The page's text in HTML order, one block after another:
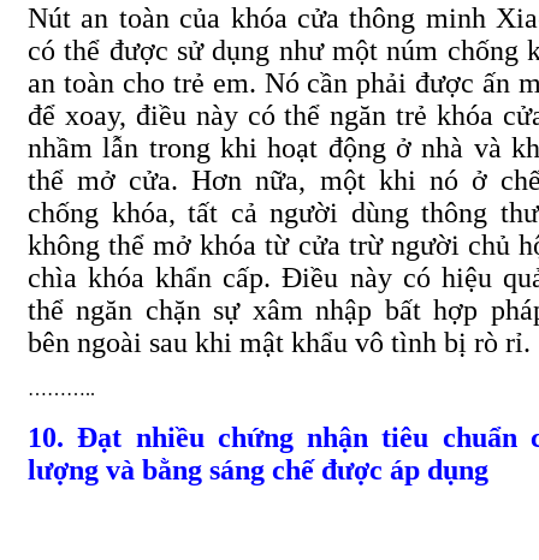
Nút an toàn của khóa cửa thông minh
có thể được sử dụng như một núm chống
an toàn cho trẻ em. Nó cần phải được ấn
để xoay, điều này có thể ngăn trẻ khóa
nhầm lẫn trong khi hoạt động ở nhà và
thể mở cửa. Hơn nữa, một khi nó ở
chống khóa, tất cả người dùng thông
không thể mở khóa từ cửa trừ người chủ
chìa khóa khẩn cấp. Điều này có hiệu
thể ngăn chặn sự xâm nhập bất hợp
bên ngoài sau khi mật khẩu vô tình bị rò rỉ.
………..
10. Đạt nhiều chứng nhận tiêu chuẩn
lượng và bằng sáng chế được áp dụng